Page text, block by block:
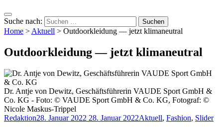
Suche nach:
Home >Aktuell > Outdoorkleidung — jetzt klimaneutral
Outdoorkleidung — jetzt klimaneutral
Dr. Antje von Dewitz, Geschäftsführerin VAUDE Sport GmbH &
Co. KG - Foto: © VAUDE Sport GmbH & Co. KG, Fotograf: ©
Nicole Maskus-Trippel
Redaktion28. Januar 2022 28. Januar 2022Aktuell, Fashion, Slider